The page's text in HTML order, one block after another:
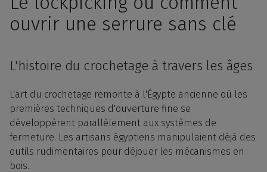
ouvrir une serrure sans clé
L'histoire du crochetage à travers les âges
L'art du crochetage remonte à l'Égypte ancienne où les
premières techniques d'ouverture fine se
développèrent parallèlement aux systèmes de
fermeture. Les artisans égyptiens manipulaient déjà des
outils rudimentaires pour déjouer les mécanismes en
bois.